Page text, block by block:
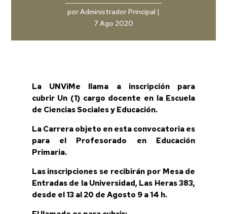
porAdministrador Principal |
7 Ago 2020
La UNViMe llama a inscripción para
cubrir Un (1) cargo docente en la Escuela
de Ciencias Sociales y Educación.
La Carrera objeto en esta convocatoria es
para el Profesorado en Educación
Primaria.
Las inscripciones se recibirán por Mesa de
Entradas de la Universidad, Las Heras 383,
desde el 13 al 20 de Agosto 9 a 14 h.